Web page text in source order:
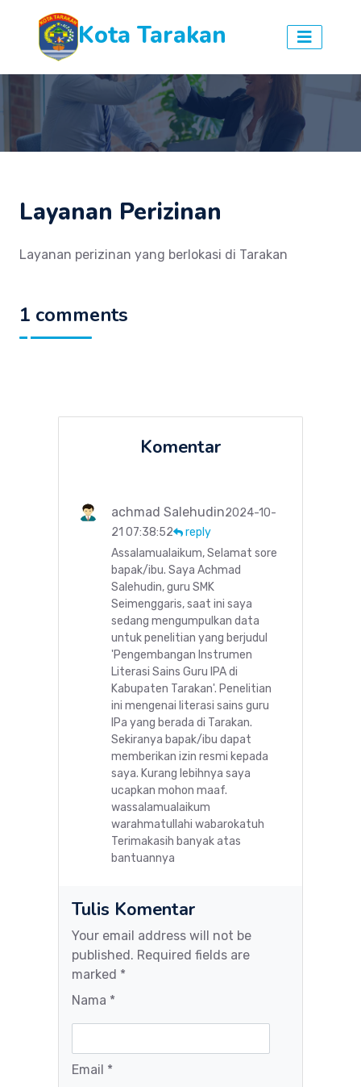
Kota Tarakan
Layanan Perizinan
Layanan perizinan yang berlokasi di Tarakan
1 comments
Komentar
achmad Salehudin2024-10-
21 07:38:52
reply
Assalamualaikum, Selamat sore
bapak/ibu. Saya Achmad
Salehudin, guru SMK
Seimenggaris, saat ini saya
sedang mengumpulkan data
untuk penelitian yang berjudul
'Pengembangan Instrumen
Literasi Sains Guru IPA di
Kabupaten Tarakan'. Penelitian
ini mengenai literasi sains guru
IPa yang berada di Tarakan.
Sekiranya bapak/ibu dapat
memberikan izin resmi kepada
saya. Kurang lebihnya saya
ucapkan mohon maaf.
wassalamualaikum
warahmatullahi wabarokatuh
Terimakasih banyak atas
bantuannya
Tulis Komentar
Your email address will not be
published. Required fields are
marked *
Nama *
Email *